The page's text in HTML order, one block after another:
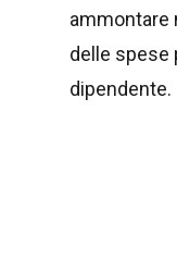
ammontare
delle spese
dipendente.